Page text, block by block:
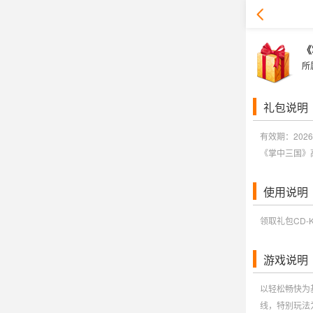
所
礼包说明
有效期：
《掌中三国
使用说明
领取礼包CD-
游戏说明
以轻松畅快
线，特别玩